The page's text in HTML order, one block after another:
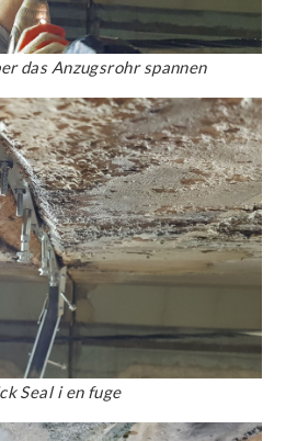
das Anzugsrohr spannen
Seal i en fuge